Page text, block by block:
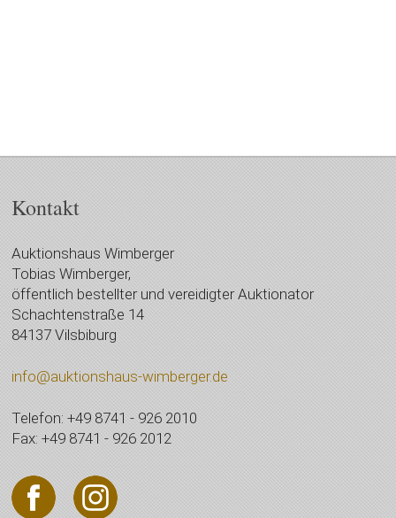
Kontakt
Auktionshaus Wimberger
Tobias Wimberger,
öffentlich bestellter und vereidigter Auktionator
Schachtenstraße 14
84137 Vilsbiburg
info@auktionshaus-wimberger.de
Telefon: +49 8741 - 926 2010
Fax: +49 8741 - 926 2012